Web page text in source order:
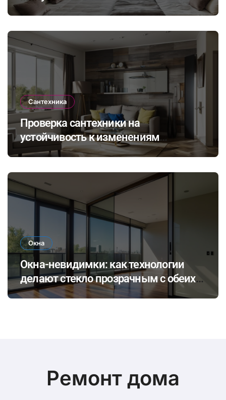
Сантехника
Проверка сантехники на
устойчивость к изменениям
климата: как выбрать и установить
проживания в будущем
Окна
Окна-невидимки: как технологии
делают стекло прозрачным с обеих
сторон
Ремонт дома